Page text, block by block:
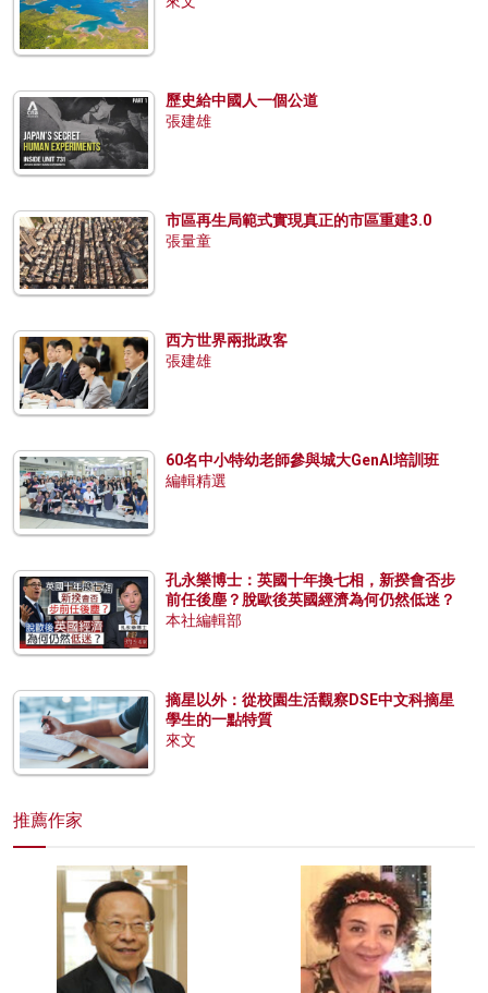
歷史給中國人一個公道
張建雄
市區再生局範式實現真正的市區重建3.0
張量童
西方世界兩批政客
張建雄
60名中小特幼老師參與城大GenAI培訓班
編輯精選
孔永樂博士：英國十年換七相，新揆會否步
前任後塵？脫歐後英國經濟為何仍然低迷？
本社編輯部
摘星以外：從校園生活觀察DSE中文科摘星
學生的一點特質
來文
推薦作家